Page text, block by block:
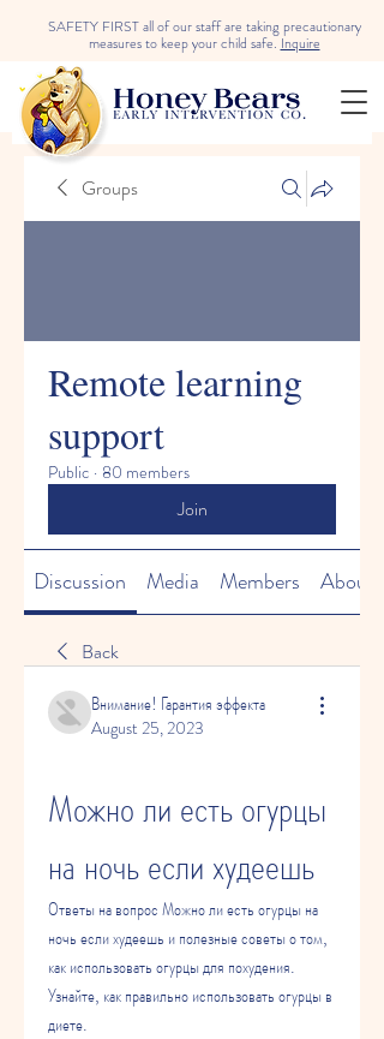
SAFETY FIRST all of our staff are taking precautionary
measures to keep your child safe.Inquire
Groups
Remote learning
support
Public · 80 members
Join
Discussion Media Members About
Back
Внимание! Гарантия эффекта
August 25, 2023
Можно ли есть огурцы
на ночь если худеешь
Ответы на вопрос Можно ли есть огурцы на
ночь если худеешь и полезные советы о том,
как использовать огурцы для похудения.
Узнайте, как правильно использовать огурцы в
диете.